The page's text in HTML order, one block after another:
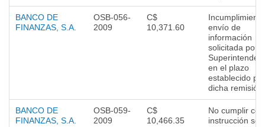
BANCO DE
FINANZAS, S.A.
OSB-056-
2009
C$
10,371.60
envío de
información
solicitada por
en el plazo
establecido
dicha remisión.
BANCO DE
FINANZAS, S.A.
OSB-059-
2009
C$
10,466.35
No cumplir con
instrucción